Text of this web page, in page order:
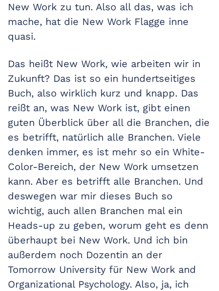
New Work zu tun. Also all das, was ich
mache, hat die New Work Flagge inne
quasi.
Das heißt New Work, wie arbeiten wir in
Zukunft? Das ist so ein hundertseitiges
Buch, also wirklich kurz und knapp. Das
reißt an, was New Work ist, gibt einen
guten Überblick über all die Branchen, die
es betrifft, natürlich alle Branchen. Viele
denken immer, es ist mehr so ein White-
Color-Bereich, der New Work umsetzen
kann. Aber es betrifft alle Branchen. Und
deswegen war mir dieses Buch so
wichtig, auch allen Branchen mal ein
Heads-up zu geben, worum geht es denn
überhaupt bei New Work. Und ich bin
außerdem noch Dozentin an der
Tomorrow University für New Work and
Organizational Psychology. Also, ja, ich